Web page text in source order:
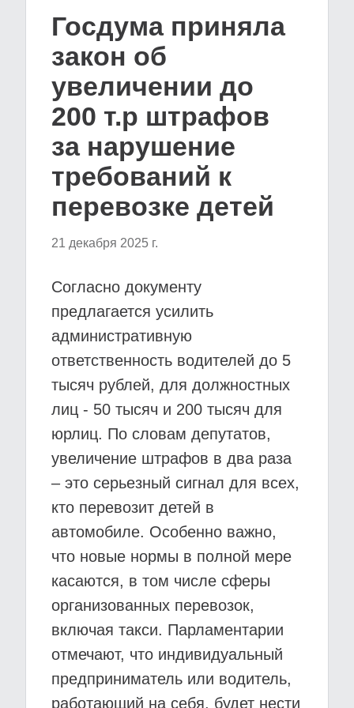
Госдума приняла
закон об
увеличении до
200 т.р штрафов
за нарушение
требований к
перевозке детей
21 декабря 2025 г.
Согласно документу
предлагается усилить
административную
ответственность водителей до 5
тысяч рублей, для должностных
лиц - 50 тысяч и 200 тысяч для
юрлиц. По словам депутатов,
увеличение штрафов в два раза
– это серьезный сигнал для всех,
кто перевозит детей в
автомобиле. Особенно важно,
что новые нормы в полной мере
касаются, в том числе сферы
организованных перевозок,
включая такси. Парламентарии
отмечают, что индивидуальный
предприниматель или водитель,
работающий на себя, будет нести